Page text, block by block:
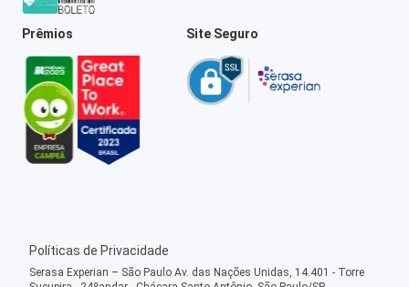
Prêmios Site Seguro
Políticas de Privacidade
Serasa Experian – São Paulo Av. das Nações Unidas, 14.401 - Torre